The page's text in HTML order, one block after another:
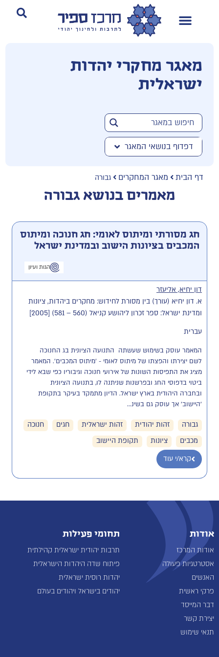
מאגר מחקרי יהדות
ישראלית
דפדוף בנושאי המאגר
דף הבית מאגר המחקרים גבורה
מאמרים בנושא גבורה
חג מסורתי ומיתוס לאומי: חג חנוכה ומיתוס
המכבים בציונות הישוב ובמדינת ישראל
הגות ועיון
דון יחיא, אליעזר
א. דון יחיא (עורך) בין מסורת לחידוש: מחקרים ביהדות, ציונות
ומדינת ישראל: ספר זכרון ליהושע קניאל (560 – 581) [2005]
עברית
לשם יצירתו והפצתו של מיתוס לאומי - 'מיתוס המכבים'. המאמר
ביטוי בדפוסי החג ובפרשנות שניתנה לו, בתנועה הציונית
ובחברה היהודית בארץ ישראל. הדיון מתמקד בעיקר בתקופת
'היישוב' אך עוסק גם בשינ...
גבורה זהות יהודית זהות ישראלית חגים
חנוכה
מכבים
ציונות
תקופת היישוב
קרא/י עוד
אודות
אודות המרכז
אסטרטגיות פעולה
האנשים
פרקי ראשית
דבר המייסד
יצירת קשר
תנאי שימוש
תחומי פעילות
תרבות יהודית ישראלית קהילתית
פיתוח שדה היהדות הישראלית
יהדות רוסית ישראלית
יהודים בישראל ויהודים בעולם